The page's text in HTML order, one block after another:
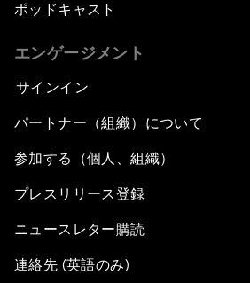
ポッドキャスト
エンゲージメント
サインイン
パートナー（組織）について
参加する（個人、組織）
プレスリリース登録
ニュースレター購読
連絡先 (英語のみ)